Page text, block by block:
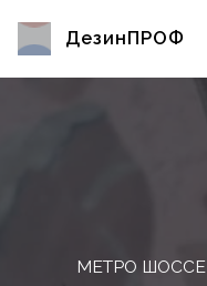
ДезинПРОФ
МЕТРО